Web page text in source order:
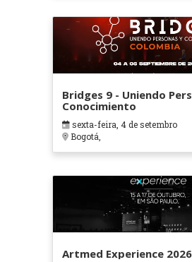
Bridges 9 - Uniendo
Conocimiento
sexta-feira, 4 de setembro
Bogotá,
Artmed Experience 2026